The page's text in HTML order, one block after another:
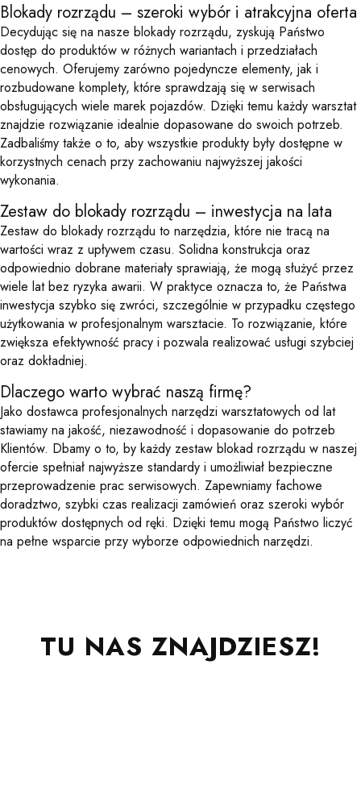
Blokady rozrządu – szeroki wybór i atrakcyjna oferta
Decydując się na nasze blokady rozrządu, zyskują Państwo
dostęp do produktów w różnych wariantach i przedziałach
cenowych. Oferujemy zarówno pojedyncze elementy, jak i
rozbudowane komplety, które sprawdzają się w serwisach
obsługujących wiele marek pojazdów. Dzięki temu każdy warsztat
znajdzie rozwiązanie idealnie dopasowane do swoich potrzeb.
Zadbaliśmy także o to, aby wszystkie produkty były dostępne w
korzystnych cenach przy zachowaniu najwyższej jakości
wykonania.
Zestaw do blokady rozrządu – inwestycja na lata
Zestaw do blokady rozrządu to narzędzia, które nie tracą na
wartości wraz z upływem czasu. Solidna konstrukcja oraz
odpowiednio dobrane materiały sprawiają, że mogą służyć przez
wiele lat bez ryzyka awarii. W praktyce oznacza to, że Państwa
inwestycja szybko się zwróci, szczególnie w przypadku częstego
użytkowania w profesjonalnym warsztacie. To rozwiązanie, które
zwiększa efektywność pracy i pozwala realizować usługi szybciej
oraz dokładniej.
Dlaczego warto wybrać naszą firmę?
Jako dostawca profesjonalnych narzędzi warsztatowych od lat
stawiamy na jakość, niezawodność i dopasowanie do potrzeb
Klientów. Dbamy o to, by każdy zestaw blokad rozrządu w naszej
ofercie spełniał najwyższe standardy i umożliwiał bezpieczne
przeprowadzenie prac serwisowych. Zapewniamy fachowe
doradztwo, szybki czas realizacji zamówień oraz szeroki wybór
produktów dostępnych od ręki. Dzięki temu mogą Państwo liczyć
na pełne wsparcie przy wyborze odpowiednich narzędzi.
TU NAS ZNAJDZIESZ!